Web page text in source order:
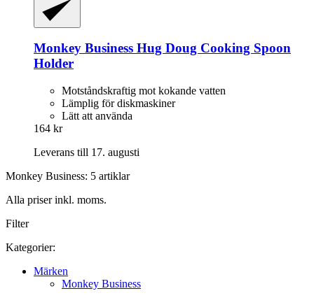
Monkey Business Hug Doug Cooking Spoon
Holder
Motståndskraftig mot kokande vatten
Lämplig för diskmaskiner
Lätt att använda
164 kr
Leverans till 17. augusti
Monkey Business: 5 artiklar
Alla priser inkl. moms.
Filter
Kategorier:
Märken
Monkey Business